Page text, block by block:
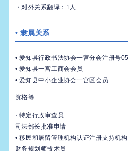
・对外关系翻译：1人
• 隶属关系
• 爱知县行政书法协会一宫分会注册号
• 爱知县一宫工商会会员
• 爱知县中小企业协会一宫区会员
资格等
· 特定行政审查员
司法部长批准申请
• 移民和居留管理机构认证注册支持机
财务规划师技术员